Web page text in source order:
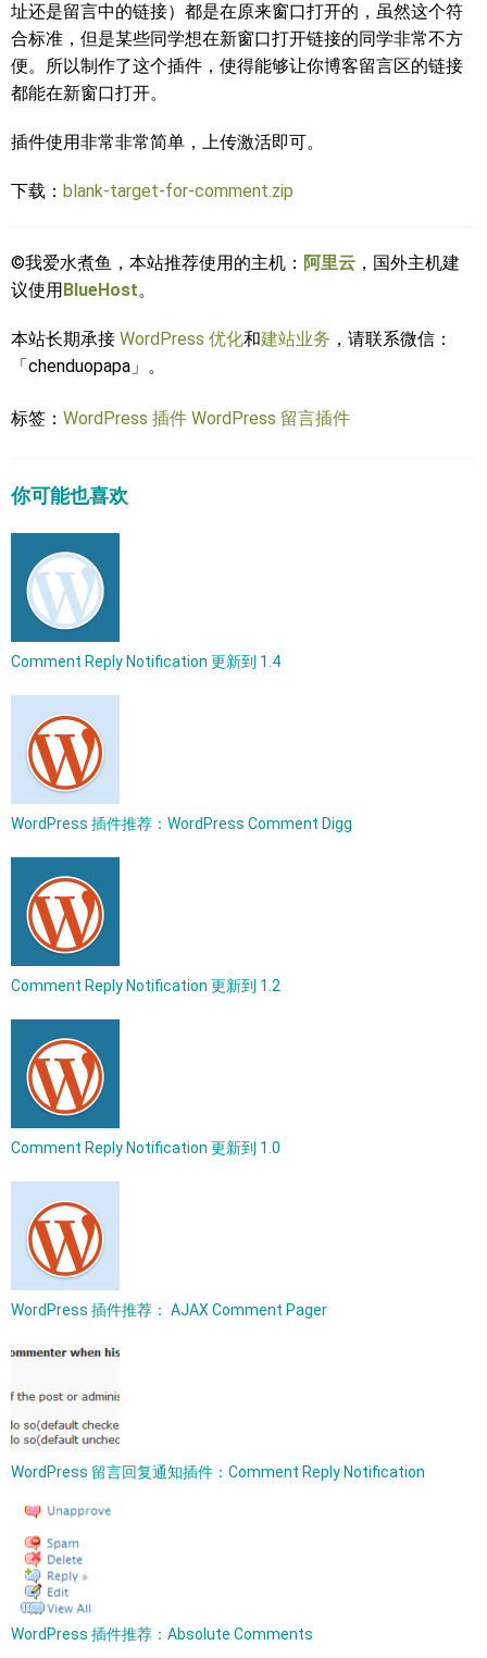
址还是留言中的链接）都是在原来窗口打开的，虽然这个符
合标准，但是某些同学想在新窗口打开链接的同学非常不方
便。所以制作了这个插件，使得能够让你博客留言区的链接
都能在新窗口打开。
插件使用非常非常简单，上传激活即可。
下载： blank-target-for-comment.zip
©我爱水煮鱼，本站推荐使用的主机： 阿里云 ，国外主机建
议使用BlueHost。
本站长期承接 WordPress 优化和建站业务 ，请联系微信：
「chenduopapa」。
标签： WordPress 插件 WordPress 留言插件
你可能也喜欢
Comment Reply Notification 更新到 1.4
WordPress 插件推荐：WordPress Comment Digg
Comment Reply Notification 更新到 1.2
Comment Reply Notification 更新到 1.0
WordPress 插件推荐： AJAX Comment Pager
WordPress 留言回复通知插件：Comment Reply Notification
WordPress 插件推荐：Absolute Comments